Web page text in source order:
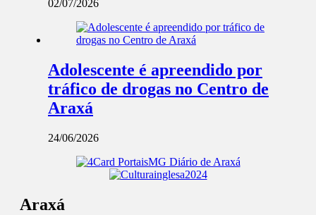
02/07/2026
Adolescente é apreendido por
tráfico de drogas no Centro de
Araxá
24/06/2026
Araxá